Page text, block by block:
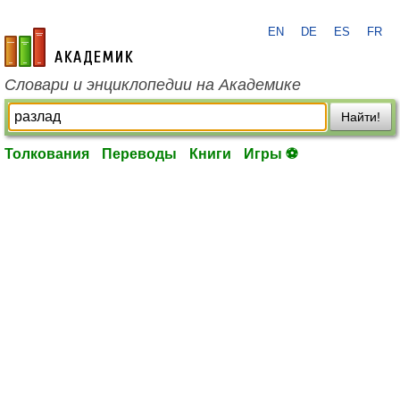
academic.ru
EN DE ES FR
Словари и энциклопедии на Академике
Найти!
Толкования Переводы Книги Игры ⚽